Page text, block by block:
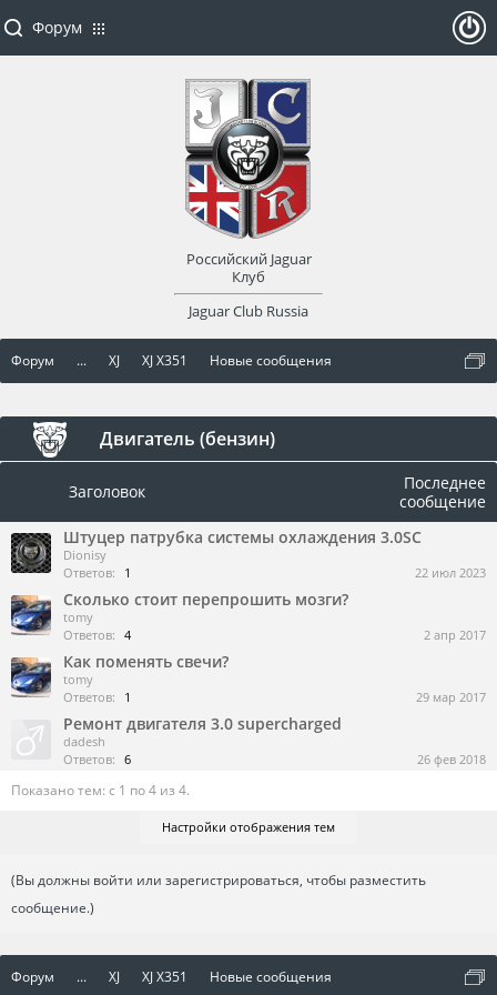
Форум ... XJ XJ X351 Новые сообщения
Двигатель (бензин)
Заголовок
Последнее
сообщение
Штуцер патрубка системы охлаждения 3.0SC
Dionisy
Ответов:
1 22 июл 2023
Сколько стоит перепрошить мозги?
tomy
Ответов: 4 2 апр 2017
Как поменять свечи?
tomy
Ответов:
1 29 мар 2017
Ремонт двигателя 3.0 supercharged
dadesh
Ответов: 6 26 фев 2018
Показано тем: с 1 по 4 из 4.
Настройки отображения тем
(Вы должны войти или зарегистрироваться, чтобы разместить
сообщение.)
Форум ... XJ XJ X351 Новые сообщения
Форум
Российский Jaguar
Клуб
Jaguar Club Russia
оват